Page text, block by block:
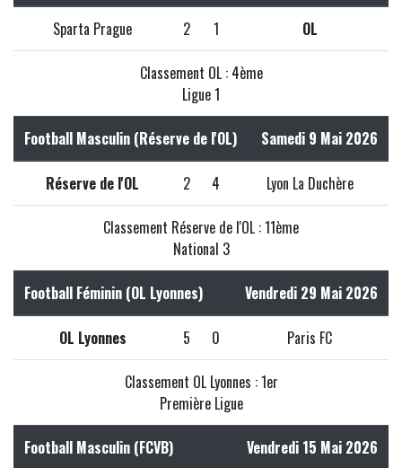
Sparta Prague 2 1 OL
Classement OL : 4ème
Ligue 1
Football Masculin (Réserve de l'OL) Samedi 9 Mai 2026
Réserve de l'OL 2 4 Lyon La Duchère
Classement Réserve de l'OL : 11ème
National 3
Football Féminin (OL Lyonnes) Vendredi 29 Mai 2026
OL Lyonnes 5 0 Paris FC
Classement OL Lyonnes : 1er
Première Ligue
Football Masculin (FCVB) Vendredi 15 Mai 2026